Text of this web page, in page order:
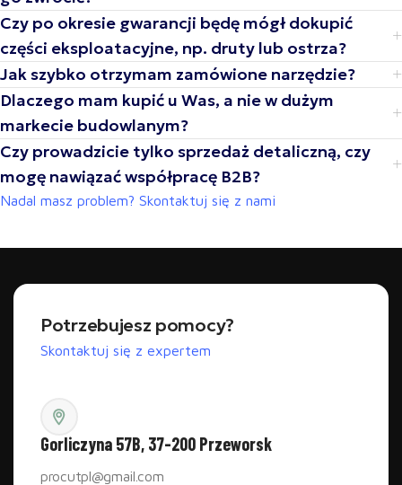
Czy po okresie gwarancji będę mógł dokupić
części eksploatacyjne, np. druty lub ostrza?
Jak szybko otrzymam zamówione narzędzie?
Dlaczego mam kupić u Was, a nie w dużym
markecie budowlanym?
Czy prowadzicie tylko sprzedaż detaliczną, czy
mogę nawiązać współpracę B2B?
Nadal masz problem? Skontaktuj się z nami
Potrzebujesz pomocy?
Skontaktuj się z expertem
Gorliczyna 57B, 37-200 Przeworsk
procutpl@gmail.com